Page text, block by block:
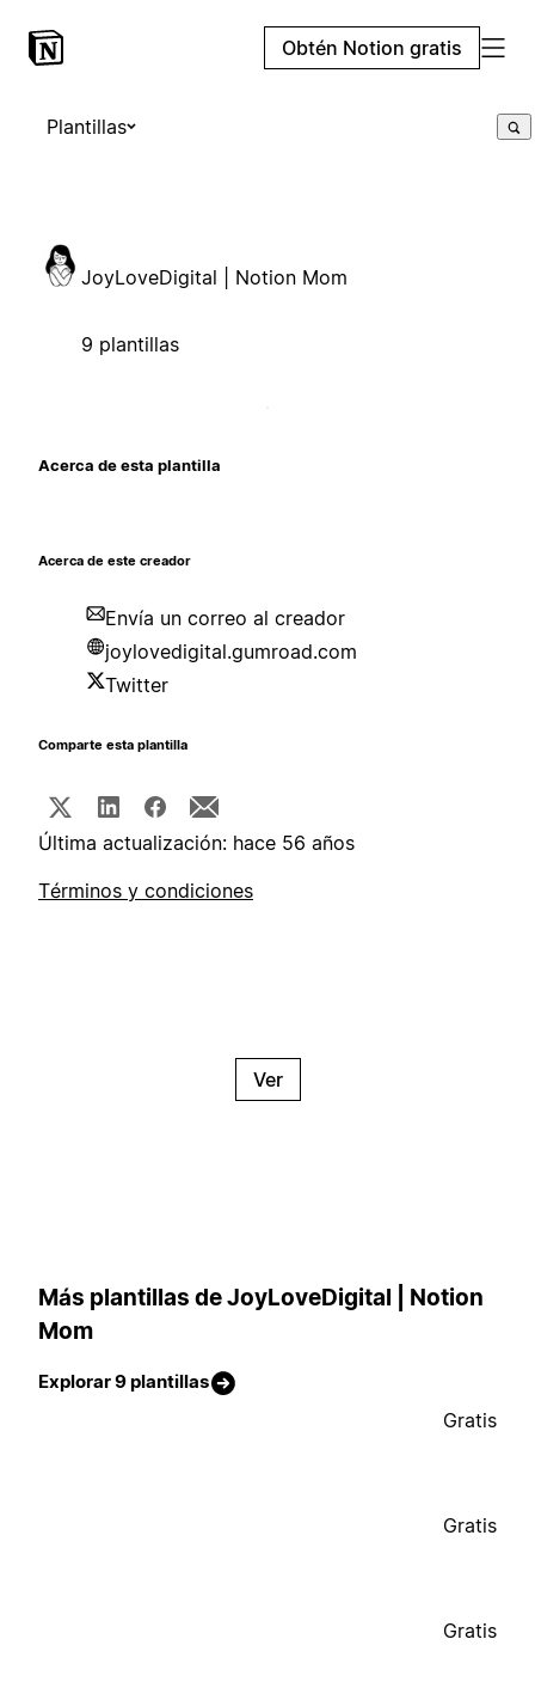
Obtén Notion gratis
Plantillas
JoyLoveDigital | Notion Mom
9 plantillas
Acerca de esta plantilla
Acerca de este creador
Envía un correo al creador
joylovedigital.gumroad.com
Twitter
Comparte esta plantilla
Última actualización: hace 56 años
Términos y condiciones
Ver
Más plantillas de JoyLoveDigital | Notion
Mom
Explorar 9 plantillas
Gratis
Gratis
Gratis